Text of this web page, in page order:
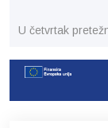
U četvrtak